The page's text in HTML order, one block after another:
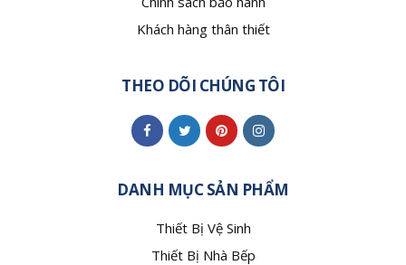
Khách hàng thân thiết
THEO DÕI CHÚNG TÔI
DANH MỤC SẢN PHẨM
Thiết Bị Vệ Sinh
Thiết Bị Nhà Bếp